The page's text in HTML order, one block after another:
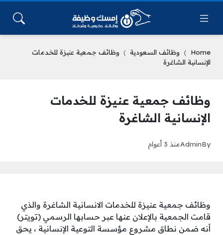
Home وظائف السعودية
وظائف جمعية عنيزة للخدمات
الإنسانية الشاغرة
وظائف جمعية عنيزة للخدمات
الإنسانية الشاغرة
By
Adminمنذ 3 أعوام
وظائف جمعية عنيزة للخدمات الانسانية الشاغرة والذي
قامت الجمعية بالإعلان عنها عبر حسابها الرسمي (تويتر)
أنه ضمن نطاق مشروع مؤسسة التوعية الإنسانية ، يحق